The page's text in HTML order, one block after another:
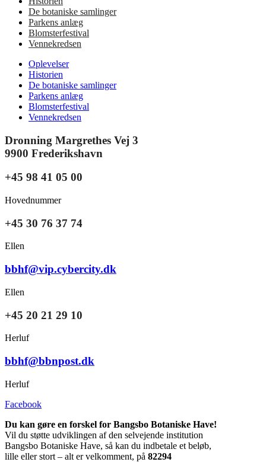
De botaniske samlinger
Parkens anlæg
Blomsterfestival
Vennekredsen
Oplevelser
Historien
De botaniske samlinger
Parkens anlæg
Blomsterfestival
Vennekredsen
Dronning Margrethes Vej 3
9900 Frederikshavn
+45 98 41 05 00
Hovednummer
+45 30 76 37 74
Ellen
bbhf@vip.cybercity.dk
Ellen
+45 20 21 29 10
Herluf
bbhf@bbnpost.dk
Herluf
Facebook
Du kan gøre en forskel for Bangsbo Botaniske Have!
Vil du støtte udviklingen af den selvejende institution
Bangsbo Botaniske Have, så kan du indbetale et beløb,
lille eller stort – alt er velkomment, på 82294